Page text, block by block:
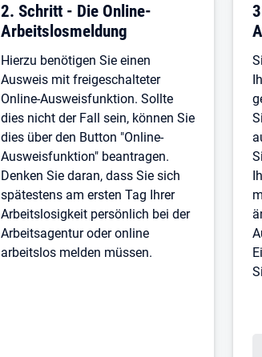
2. Schritt - Die Online-
Arbeitslosmeldung
Hierzu benötigen Sie einen
Ausweis mit freigeschalteter
Online-Ausweisfunktion. Sollte
dies nicht der Fall sein, können Sie
dies über den Button "Online-
Ausweisfunktion" beantragen.
Denken Sie daran, dass Sie sich
spätestens am ersten Tag Ihrer
Arbeitslosigkeit persönlich bei der
Arbeitsagentur oder online
arbeitslos melden müssen.